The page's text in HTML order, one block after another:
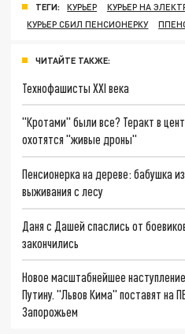
ТЕГИ: КУРЬЕР
КУРЬЕР НА
КУРЬЕР СБИЛ ПЕНСИОНЕРКУ
ЧИТАЙТЕ ТАКЖЕ:
Технофашисты XXI века
"Кротами" были все? Теракт в
охотятся "живые дроны"
Пенсионерка на дереве: бабушка
выживания с лесу
Даня с Дашей спаслись от
закончились
Новое масштабнейшее
Путину. "Львов Кима" поставят на
Запорожьем